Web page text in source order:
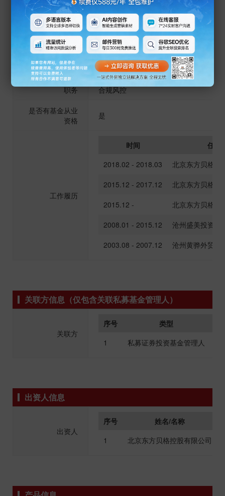
工作履历
2016.10 - 2018.11
北京东方贝格
2016.10 -
北京东方贝格资
2008.09 - 2016.09
沧州市盛美投资
2007.08 - 2008.08
龙一武校
职务 合规风控
是否有基金从业
资格
是
工作履历
时间
任职
2018.02 - 2018.03
北京东方贝格投
2015.12 - 2017.12
北京东方贝格投
2015.12 -
北京东方贝格投
2008.01 - 2015.12
沧州盛美投资有
2003.08 - 2007.12
沧州黄骅外贸公
关联方信息（仅包含关联私募基金管理人）
关联方
序号
类型
1
私募证券投资基金管理人
出资人信息
出资人
序号 姓名/名称
1
北京东方贝格控股有限公司